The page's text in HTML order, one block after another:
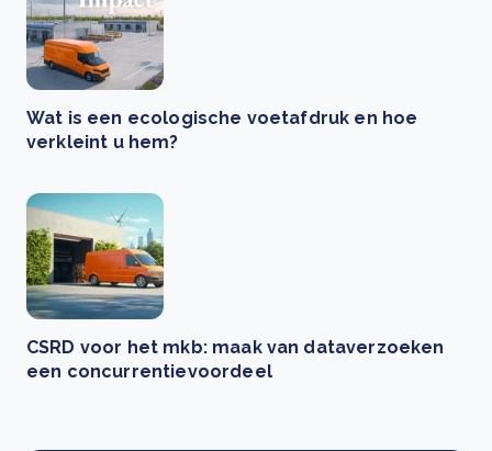
Wat is een ecologische voetafdruk en hoe
verkleint u hem?
CSRD voor het mkb: maak van dataverzoeken
een concurrentievoordeel